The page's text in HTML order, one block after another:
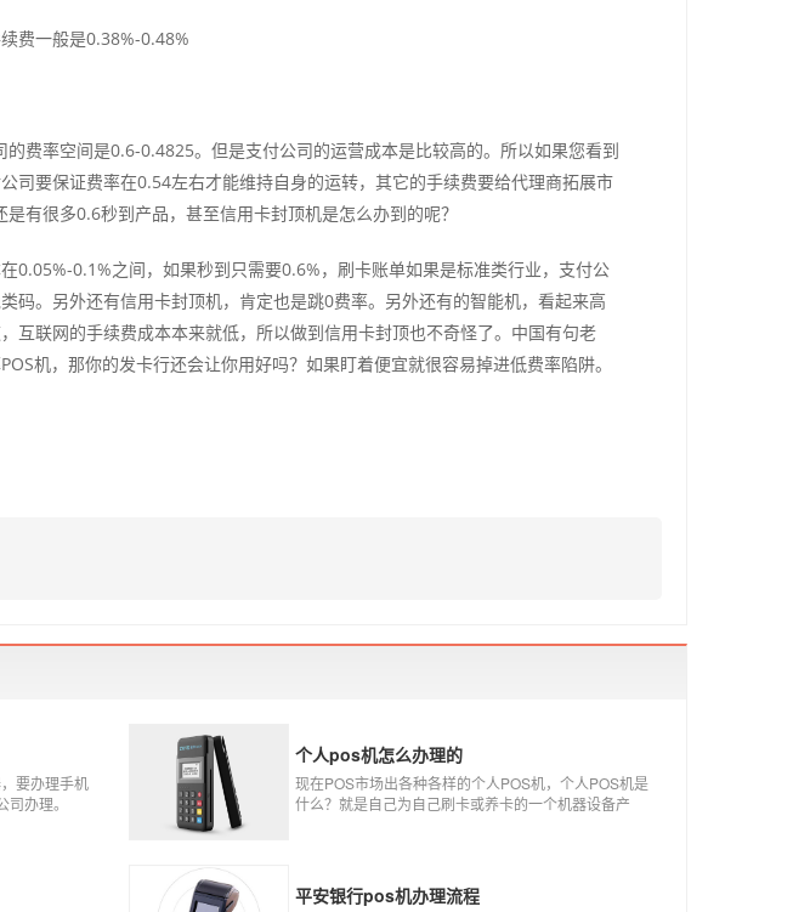
费一般是0.38%-0.48%
费率空间是0.6-0.4825。但是支付公司的运营成本是比较高的。所以如果您看到
司要保证费率在0.54左右才能维持自身的运转，其它的手续费要给代理商拓展市
有很多0.6秒到产品，甚至信用卡封顶机是怎么办到的呢？
0.05%-0.1%之间，如果秒到只需要0.6%，刷卡账单如果是标准类行业，支付公
码。另外还有信用卡封顶机，肯定也是跳0费率。另外还有的智能机，看起来高
互联网的手续费成本本来就低，所以做到信用卡封顶也不奇怪了。中国有句老
机，那你的发卡行还会让你用好吗？如果盯着便宜就很容易掉进低费率陷阱。
要办理手机
办理。
个人pos机怎么办理的
现在POS市场出各种各样的个人POS机，个人POS机是
什么？就是自己为自己刷卡或养卡的一个机器设备产
平安银行pos机办理流程